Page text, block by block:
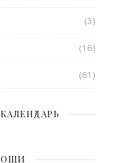
(3)
(16)
(61)